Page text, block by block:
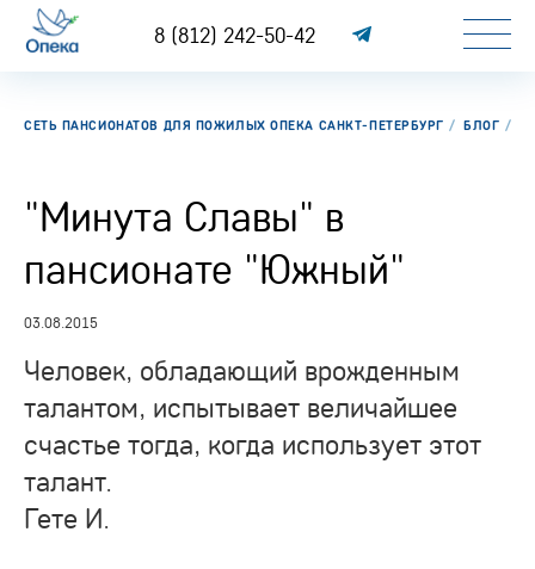
8 (812) 242-50-42
СЕТЬ ПАНСИОНАТОВ ДЛЯ ПОЖИЛЫХ ОПЕКА САНКТ-ПЕТЕРБУРГ БЛОГ
"Минута Славы" в
пансионате "Южный"
03.08.2015
Человек, обладающий врожденным
талантом, испытывает величайшее
счастье тогда, когда использует этот
талант.
Гете И.